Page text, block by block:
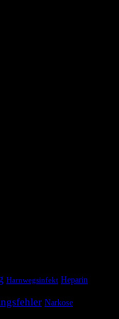
Harnwegsinfekt Heparin
Narkose